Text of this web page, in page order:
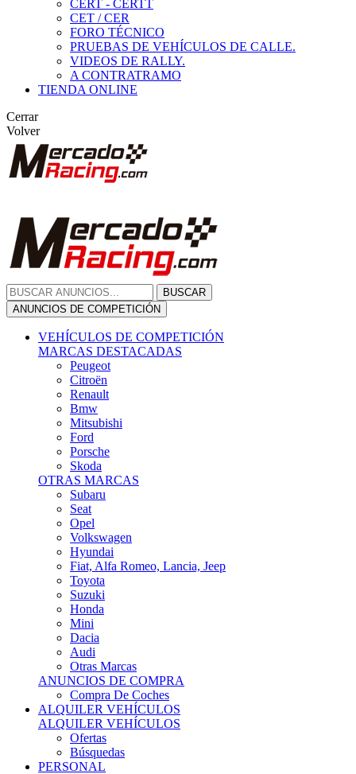
CERT - CERTT
CET / CER
FORO TÉCNICO
PRUEBAS DE VEHÍCULOS DE CALLE.
VIDEOS DE RALLY.
A CONTRATRAMO
TIENDA ONLINE
Cerrar
Volver
BUSCAR
ANUNCIOS DE COMPETICIÓN
VEHÍCULOS DE COMPETICIÓN
MARCAS DESTACADAS
Peugeot
Citroën
Renault
Bmw
Mitsubishi
Ford
Porsche
Skoda
OTRAS MARCAS
Subaru
Seat
Opel
Volkswagen
Hyundai
Fiat, Alfa Romeo, Lancia, Jeep
Toyota
Suzuki
Honda
Mini
Dacia
Audi
Otras Marcas
ANUNCIOS DE COMPRA
Compra De Coches
ALQUILER VEHÍCULOS
ALQUILER VEHÍCULOS
Ofertas
Búsquedas
PERSONAL
COPILOTOS